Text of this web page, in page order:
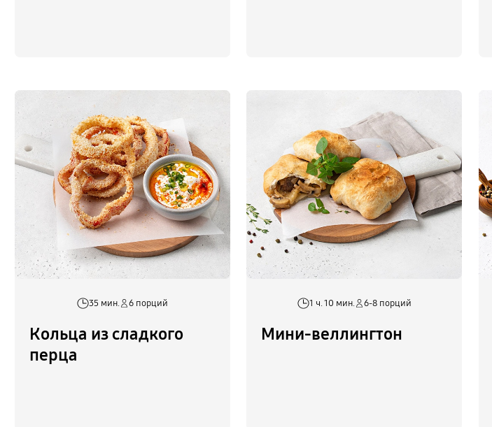
35 мин. 6 порций
Кольца из сладкого
перца
1 ч. 10 мин. 6-8 порций
Мини-веллингтон